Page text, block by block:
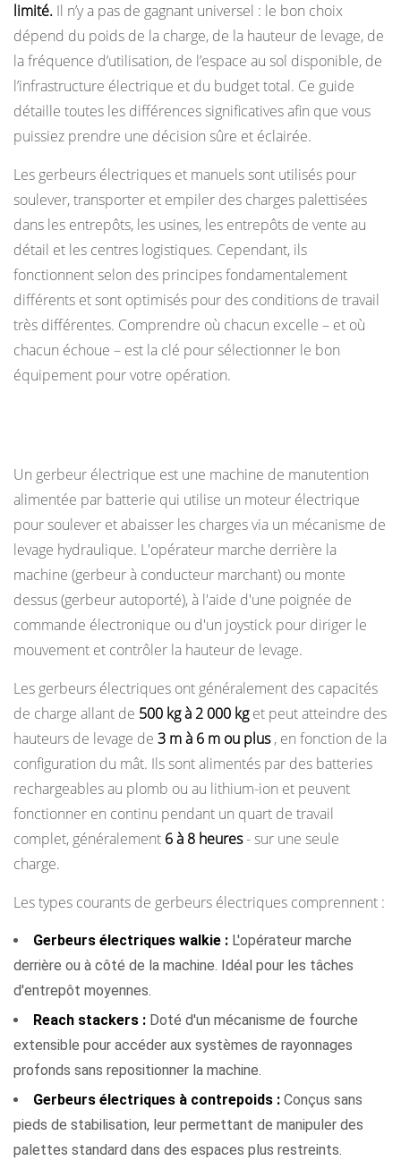
?
2
Qu'est-
ce
qu'un
empileur
?
3
Comparaison
directe :
empileur
électrique
et
empileur
manuel
charge
et
hauteur
de
levage
gerbeurs
électriques
prennent
de
l’avance
5
Efficacité
des
et
Analyse
des
coûts :
prix
initial
par
rapport
limité. Il n’y a pas de gagnant universel : le bon choix
dépend du poids de la charge, de la hauteur de levage, de
la fréquence d’utilisation, de l’espace au sol disponible, de
l’infrastructure électrique et du budget total. Ce guide
détaille toutes les différences significatives afin que vous
puissiez prendre une décision sûre et éclairée.
Les gerbeurs électriques et manuels sont utilisés pour
soulever, transporter et empiler des charges palettisées
dans les entrepôts, les usines, les entrepôts de vente au
détail et les centres logistiques. Cependant, ils
fonctionnent selon des principes fondamentalement
différents et sont optimisés pour des conditions de travail
très différentes. Comprendre où chacun excelle – et où
chacun échoue – est la clé pour sélectionner le bon
équipement pour votre opération.
Un gerbeur électrique est une machine de manutention
alimentée par batterie qui utilise un moteur électrique
pour soulever et abaisser les charges via un mécanisme de
levage hydraulique. L'opérateur marche derrière la
machine (gerbeur à conducteur marchant) ou monte
dessus (gerbeur autoporté), à l'aide d'une poignée de
commande électronique ou d'un joystick pour diriger le
mouvement et contrôler la hauteur de levage.
Les gerbeurs électriques ont généralement des capacités
de charge allant de 500 kg à 2 000 kget peut atteindre des
hauteurs de levage de 3 m à 6 m ou plus, en fonction de la
configuration du mât. Ils sont alimentés par des batteries
rechargeables au plomb ou au lithium-ion et peuvent
fonctionner en continu pendant un quart de travail
complet, généralement 6 à 8 heures- sur une seule
charge.
Les types courants de gerbeurs électriques comprennent :
Gerbeurs électriques walkie : L'opérateur marche
derrière ou à côté de la machine. Idéal pour les tâches
d'entrepôt moyennes.
Reach stackers : Doté d'un mécanisme de fourche
extensible pour accéder aux systèmes de rayonnages
profonds sans repositionner la machine.
Gerbeurs électriques à contrepoids : Conçus sans
pieds de stabilisation, leur permettant de manipuler des
palettes standard dans des espaces plus restreints.